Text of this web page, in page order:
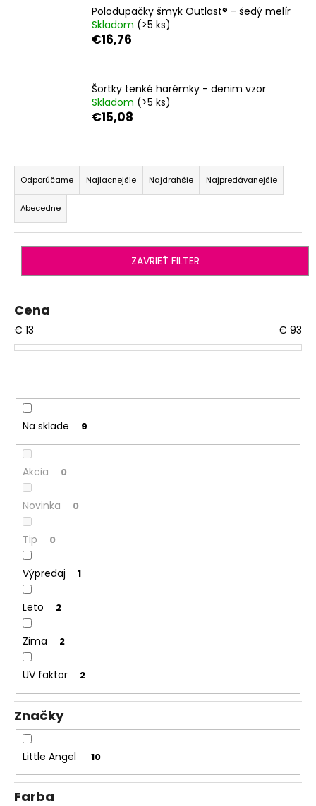
Polodupačky šmyk Outlast® - šedý melír
Skladom (>5 ks)
€16,76
Šortky tenké harémky - denim vzor
Skladom (>5 ks)
€15,08
R
a
d
e
n
e
r
o
d
k
t
o
v
Odporúčame Najlacnejšie Najdrahšie Najpredávanejšie
Abecedne
ZAVRIEŤ FILTER
Cena
€ 13 € 93
Na sklade 9
Akcia 0
Novinka 0
Tip 0
Výpredaj 1
Leto 2
Zima 2
UV faktor 2
Značky
Little Angel 10
Farba
HĽADAŤ
O
o
ú
č
a
m
PONOŽKY
FROTÉ
OUTLAST®
-
RUŽOVÁ
€5,42